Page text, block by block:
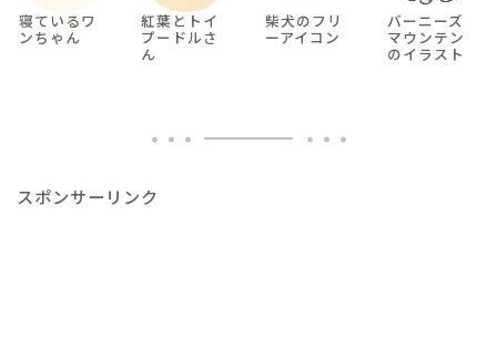
寝ているワ
ンちゃん
紅葉とトイ
プードルさ
ん
柴犬のフリ
ーアイコン
バーニーズ
マウンテン
のイラスト
スポンサーリンク